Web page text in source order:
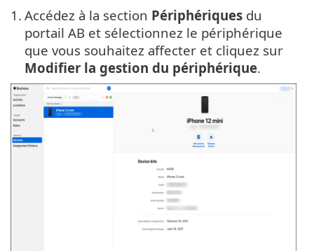
1. Accédez à la section Périphériques du
portail AB et sélectionnez le périphérique
que vous souhaitez affecter et cliquez sur
Modifier la gestion du périphérique.